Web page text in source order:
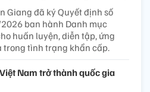
Giang đã ký Quyết định số
ban hành Danh mục
huấn luyện, diễn tập, ứng
trong tình trạng khẩn cấp.
Nam trở thành quốc gia